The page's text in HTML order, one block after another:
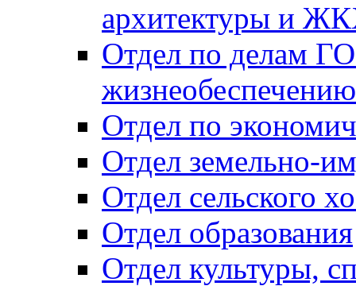
архитектуры и
Отдел по делам
Отдел по
Отдел земельно-
Отдел сельского
Отдел образования
Отдел культуры,